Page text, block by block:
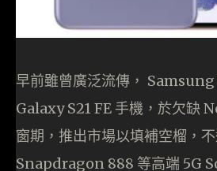
早前雖曾廣泛流傳，
Galaxy S21 FE 手機，於欠缺
窗期，推出市場以填補空榴，
Snapdragon 888 等高端 5G